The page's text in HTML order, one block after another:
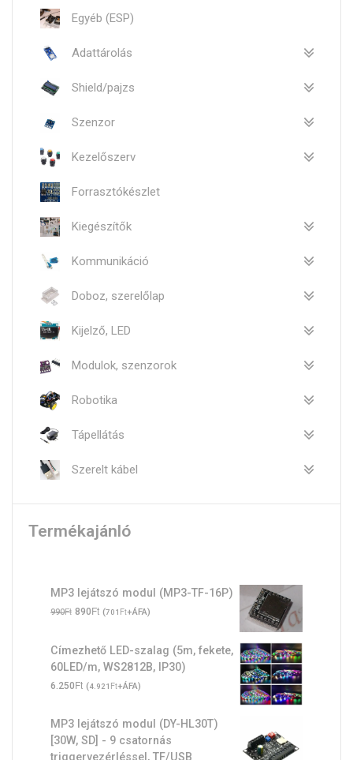
Egyéb (ESP)
Adattárolás
Shield/pajzs
Szenzor
Kezelőszerv
Forrasztókészlet
Kiegészítők
Kommunikáció
Doboz, szerelőlap
Kijelző, LED
Modulok, szenzorok
Robotika
Tápellátás
Szerelt kábel
Termékajánló
MP3 lejátszó modul (MP3-TF-16P)
990Ft Original
was:
990Ft.
890FtCurrent
is:
890Ft.
(701 Ft+ÁFA)
Címezhető LED-szalag (5m, fekete,
60LED/m, WS2812B, IP30)
6.250Ft (4.921 Ft+ÁFA)
MP3 lejátszó modul (DY-HL30T)
[30W, SD] - 9 csatornás
triggervezérléssel, TF/USB